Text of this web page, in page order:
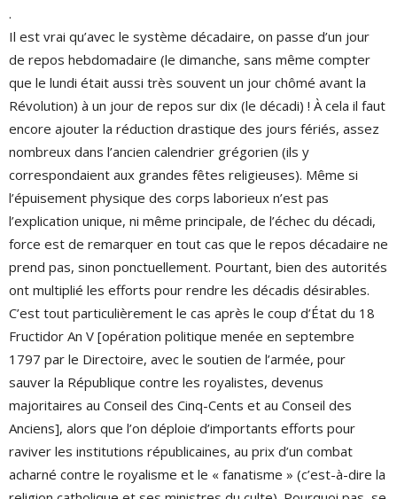
.
Il est vrai qu’avec le système décadaire, on passe d’un jour
de repos hebdomadaire (le dimanche, sans même compter
que le lundi était aussi très souvent un jour chômé avant la
Révolution) à un jour de repos sur dix (le décadi) ! À cela il faut
encore ajouter la réduction drastique des jours fériés, assez
nombreux dans l’ancien calendrier grégorien (ils y
correspondaient aux grandes fêtes religieuses). Même si
l’épuisement physique des corps laborieux n’est pas
l’explication unique, ni même principale, de l’échec du décadi,
force est de remarquer en tout cas que le repos décadaire ne
prend pas, sinon ponctuellement. Pourtant, bien des autorités
ont multiplié les efforts pour rendre les décadis désirables.
C’est tout particulièrement le cas après le coup d’État du 18
Fructidor An V [opération politique menée en septembre
1797 par le Directoire, avec le soutien de l’armée, pour
sauver la République contre les royalistes, devenus
majoritaires au Conseil des Cinq-Cents et au Conseil des
Anciens], alors que l’on déploie d’importants efforts pour
raviver les institutions républicaines, au prix d’un combat
acharné contre le royalisme et le « fanatisme » (c’est-à-dire la